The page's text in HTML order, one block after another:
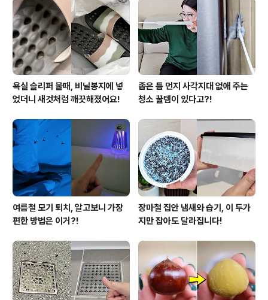
1인과 3인으로 구성되어 있고요. TV를 벽걸이로 설치하고
그 아래 선반이 빌트인으로 되어있어서 소지품을 올려놓기
좋더라고요~ TV옆 장에는 컵과 잔, 전기..
욕실 슬리퍼 물때, 비닐봉지에 넣
었더니 새것처럼 깨끗해졌어요!
좁은 틈 먼지 사각지대 없애 주는
청소 꿀템이 있다고?!
여름철 모기 퇴치, 알고보니 가장
편한 방법은 이거?!
장마철 집안 냄새와 습기, 이 두가
지만 잡아도 달라집니다!